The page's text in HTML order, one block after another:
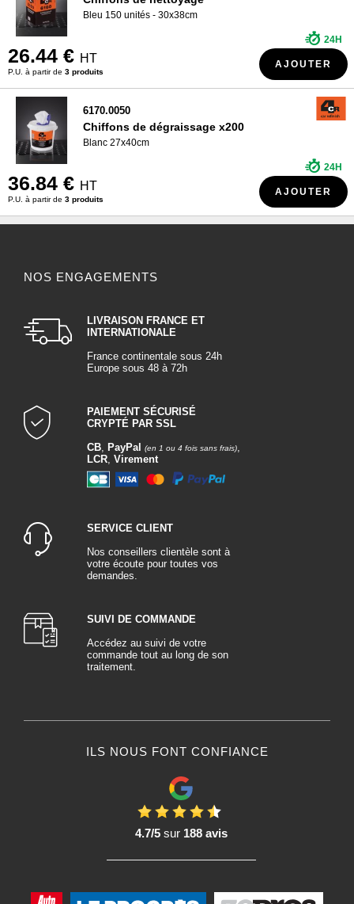
Bleu 150 unités - 30x38cm
26.44 € HT
P.U. à partir de 3 produits
24H
AJOUTER
6170.0050
Chiffons de dégraissage x200
Blanc 27x40cm
36.84 € HT
P.U. à partir de 3 produits
24H
AJOUTER
NOS ENGAGEMENTS
LIVRAISON FRANCE ET
INTERNATIONALE
France continentale sous 24h
Europe sous 48 à 72h
PAIEMENT SÉCURISÉ
CRYPTÉ PAR SSL
CB, PayPal (en 1 ou 4 fois sans frais),
LCR, Virement
SERVICE CLIENT
Nos conseillers clientèle sont à
votre écoute pour toutes vos
demandes.
SUIVI DE COMMANDE
Accédez au suivi de votre
commande tout au long de son
traitement.
ILS NOUS FONT CONFIANCE
4.7/5sur 188 avis